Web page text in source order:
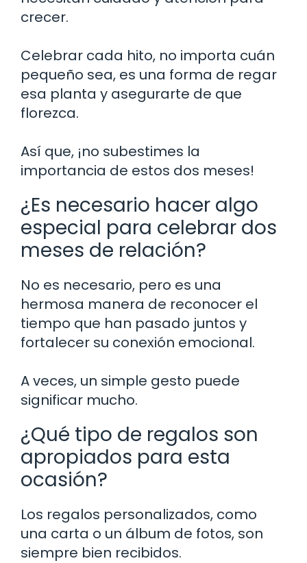
crecer.
Celebrar cada hito, no importa cuán
pequeño sea, es una forma de regar
esa planta y asegurarte de que
florezca.
Así que, ¡no subestimes la
importancia de estos dos meses!
¿Es necesario hacer algo
especial para celebrar dos
meses de relación?
No es necesario, pero es una
hermosa manera de reconocer el
tiempo que han pasado juntos y
fortalecer su conexión emocional.
A veces, un simple gesto puede
significar mucho.
¿Qué tipo de regalos son
apropiados para esta
ocasión?
Los regalos personalizados, como
una carta o un álbum de fotos, son
siempre bien recibidos.